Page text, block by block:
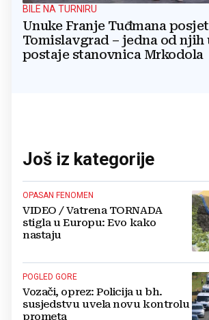
BILE NA TURNIRU
Unuke Franje Tuđmana
Tomislavgrad – jedna od njih
postaje stanovnica Mrkodola
Još iz kategorije
OPASAN FENOMEN
VIDEO / Vatrena TORNADA
stigla u Europu: Evo kako
nastaju
POGLED GORE
Vozači, oprez: Policija u bh.
susjedstvu uvela novu kontrolu
prometa